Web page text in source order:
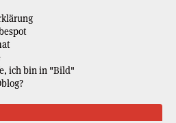
ich bin in "Bild"